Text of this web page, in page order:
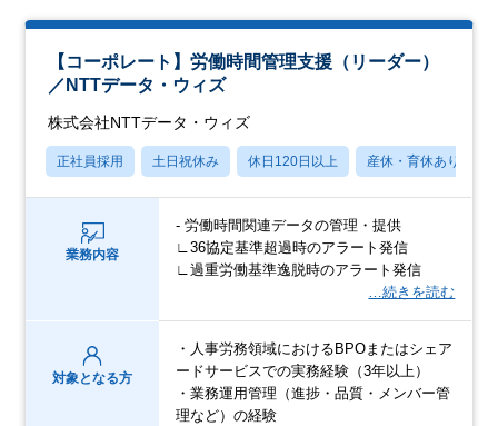
【コーポレート】労働時間管理支援（リーダー）
／NTTデータ・ウィズ
株式会社NTTデータ・ウィズ
正社員採用 土日祝休み 休日120日以上 産休・育休あり
業務内容
- 労働時間関連データの管理・提供
∟36協定基準超過時のアラート発信
∟過重労働基準逸脱時のアラート発信
…続きを読む
対象となる方
・人事労務領域におけるBPOまたはシェア
ードサービスでの実務経験（3年以上）
・業務運用管理（進捗・品質・メンバー管
理など）の経験